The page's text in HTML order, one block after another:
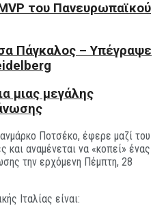
του Πανευρωπαϊκού
Πάγκαλος – Υπέγραψε
μιας μεγάλης
Ποτσέκο, έφερε μαζί του
και αναμένεται να «κοπεί» ένας
την ερχόμενη Πέμπτη, 28
Ιταλίας είναι: